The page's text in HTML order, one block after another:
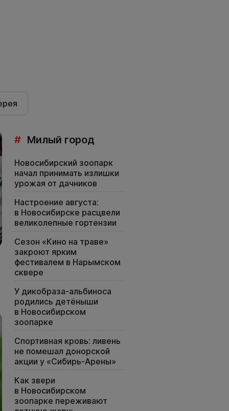
# Милый город
Новосибирский зоопарк
начал принимать излишки
урожая от дачников
Настроение августа:
в Новосибирске расцвели
великолепные гортензии
Сезон «Кино на траве»
закроют ярким
фестивалем в Нарымском
сквере
У дикобраза-альбиноса
родились детёныши
в Новосибирском
зоопарке
Спортивная кровь: ливень
не помешал донорской
акции у «Сибирь-Арены»
Как звери
в Новосибирском
зоопарке переживают